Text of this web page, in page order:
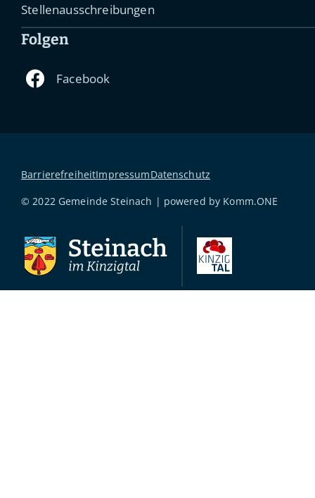
Stellenausschreibungen
Folgen
BarrierefreiheitImpressumDatenschutz
© 2022 Gemeinde Steinach | powered by Komm.ONE